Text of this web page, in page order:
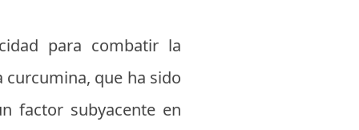
para combatir la
que ha sido
factor subyacente en